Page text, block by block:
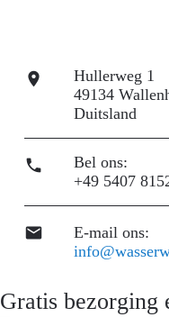

Hullerweg 1
49134
Duitsland

Bel ons:
+49 5407

E-mail ons:
Gratis bezorging